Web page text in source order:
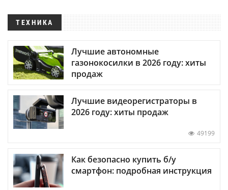
ТЕХНИКА
Лучшие автономные
газонокосилки в 2026 году: хиты
продаж
Лучшие видеорегистраторы в
2026 году: хиты продаж
49199
Как безопасно купить б/у
смартфон: подробная инструкция